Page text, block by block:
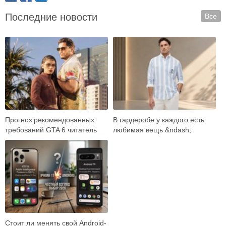
Все
Последние новости
Прогноз рекомендованных
требований GTA 6 читатель
встречает как готовый ответ:
вот карта …
В гардеробе у каждого есть
любимая вещь &ndash;
Стоит ли менять свой Android-